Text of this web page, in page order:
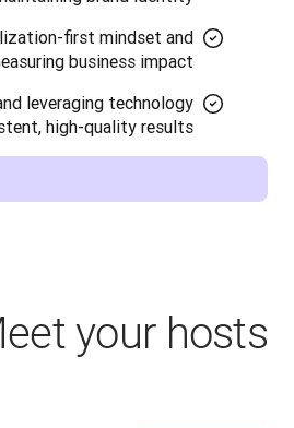
first mindset and
business impact
leveraging technology
high-quality results
your hosts